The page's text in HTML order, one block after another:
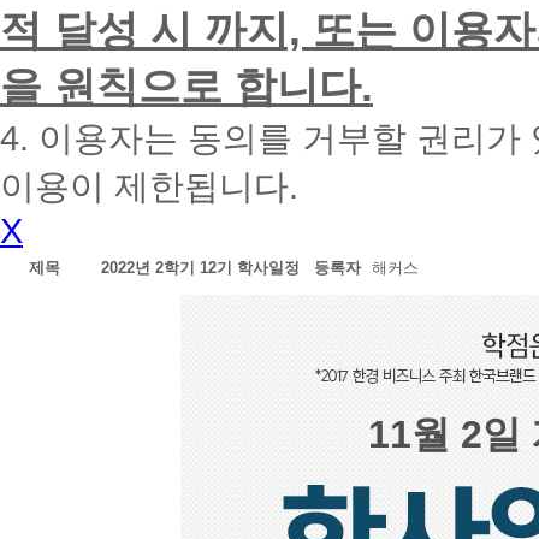
니
다.
적 달성 시 까지, 또는 이용
을 원칙으로 합니다.
4. 이용자는 동의를 거부할 권리
이용이 제한됩니다.
X
제목 2022년 2학기 12기 학사일정 등록자 해커스